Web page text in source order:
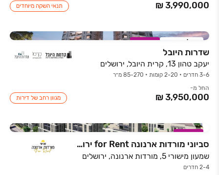
תנאי השקה מיוחדים
אכלוס קרוב במבצע
שדרות היובל
יעקב טהון 13, קרית היובל, ירושלים
3-6 חדרים • 2-20 קומות • 85-270 מ״ר
החל מ-
מגוון רחב של דירות
במבצע
סביוני מורדות ארנונה for Rent ירושלים
שמעון מישורי 5, מורדות ארנונה, ירושלים
2-4 חדרים